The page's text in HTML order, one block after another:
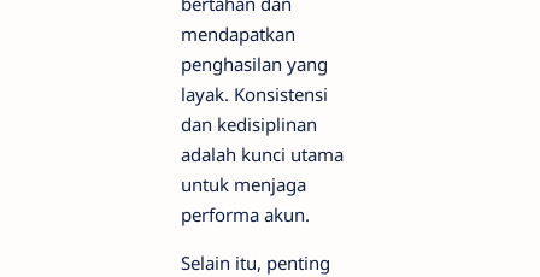
mendapatkan
penghasilan yang
layak. Konsistensi
dan kedisiplinan
adalah kunci utama
untuk menjaga
performa akun.
Selain itu, penting